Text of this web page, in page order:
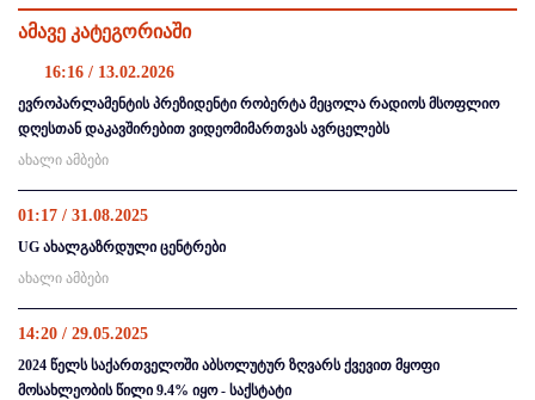
ამავე კატეგორიაში
16:16 / 13.02.2026
ევროპარლამენტის პრეზიდენტი რობერტა მეცოლა რადიოს მსოფლიო
დღესთან დაკავშირებით ვიდეომიმართვას ავრცელებს
ახალი ამბები
01:17 / 31.08.2025
UG ახალგაზრდული ცენტრები
ახალი ამბები
14:20 / 29.05.2025
2024 წელს საქართველოში აბსოლუტურ ზღვარს ქვევით მყოფი
მოსახლეობის წილი 9.4% იყო - საქსტატი